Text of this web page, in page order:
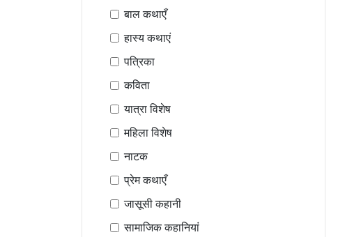
बाल कथाएँ
हास्य कथाएं
पत्रिका
कविता
यात्रा विशेष
महिला विशेष
नाटक
प्रेम कथाएँ
जासूसी कहानी
सामाजिक कहानियां